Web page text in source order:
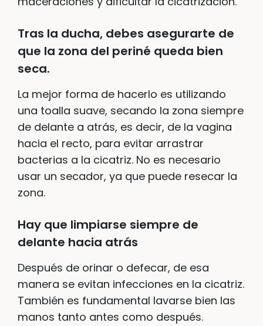
Tras la ducha, debes asegurarte de
que la zona del periné queda bien
seca.
La mejor forma de hacerlo es utilizando
una toalla suave, secando la zona siempre
de delante a atrás, es decir, de la vagina
hacia el recto, para evitar arrastrar
bacterias a la cicatriz. No es necesario
usar un secador, ya que puede resecar la
zona.
Hay que limpiarse siempre de
delante hacia atrás
Después de orinar o defecar, de esa
manera se evitan infecciones en la cicatriz.
También es fundamental lavarse bien las
manos tanto antes como después.